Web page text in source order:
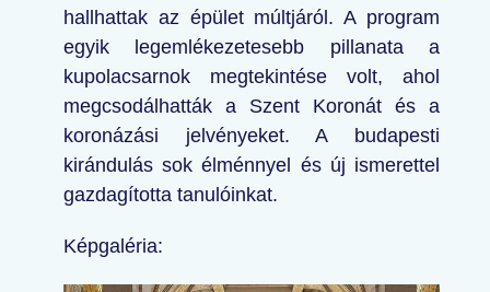
hallhattak az épület múltjáról. A program
egyik legemlékezetesebb pillanata a
kupolacsarnok megtekintése volt, ahol
megcsodálhatták a Szent Koronát és a
koronázási jelvényeket. A budapesti
kirándulás sok élménnyel és új ismerettel
gazdagította tanulóinkat.
Képgaléria: